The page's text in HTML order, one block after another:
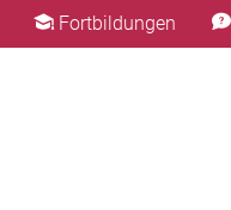
Fortbildungen